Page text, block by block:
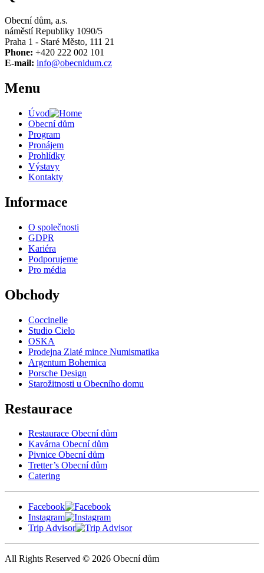
Obecní dům, a.s.
náměstí Republiky 1090/5
Praha 1 - Staré Město, 111 21
Phone: +420 222 002 101
E-mail: info@obecnidum.cz
Menu
Úvod
Obecní dům
Program
Pronájem
Prohlídky
Výstavy
Kontakty
Informace
O společnosti
GDPR
Kariéra
Podporujeme
Pro média
Obchody
Coccinelle
Studio Cielo
OSKA
Prodejna Zlaté mince Numismatika
Argentum Bohemica
Porsche Design
Starožitnosti u Obecního domu
Restaurace
Restaurace Obecní dům
Kavárna Obecní dům
Pivnice Obecní dům
Tretter’s Obecní dům
Catering
Facebook
Instagram
Trip Advisor
All Rights Reserved © 2026 Obecní dům